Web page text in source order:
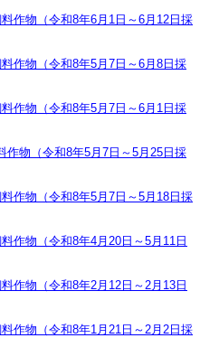
作物（令和8年6月1日～6月12日採
作物（令和8年5月7日～6月8日採
作物（令和8年5月7日～6月1日採
作物（令和8年5月7日～5月25日採
作物（令和8年5月7日～5月18日採
作物（令和8年4月20日～5月11日
作物（令和8年2月12日～2月13日
作物（令和8年1月21日～2月2日採